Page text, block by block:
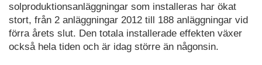
solproduktionsanläggningar som installeras har ökat
stort, från 2 anläggningar 2012 till 188 anläggningar vid
förra årets slut. Den totala installerade effekten växer
också hela tiden och är idag större än någonsin.